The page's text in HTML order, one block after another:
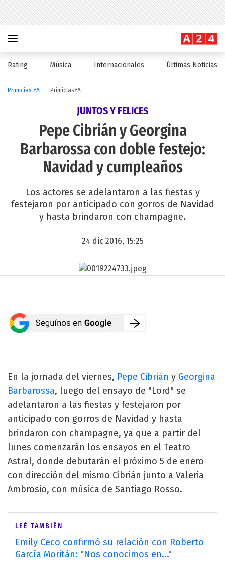
Rating Música Internacionales Últimas Noticias
Primicias YA PrimiciasYA
JUNTOS Y FELICES
Pepe Cibrián y Georgina
Barbarossa con doble festejo:
Navidad y cumpleaños
Los actores se adelantaron a las fiestas y
festejaron por anticipado con gorros de Navidad
y hasta brindaron con champagne.
24 dic 2016, 15:25
En la jornada del viernes, Pepe Cibrián y Georgina
Barbarossa, luego del ensayo de "Lord" se
adelantaron a las fiestas y festejaron por
anticipado con gorros de Navidad y hasta
brindaron con champagne, ya que a partir del
lunes comenzarán los ensayos en el Teatro
Astral, donde debutarán el próximo 5 de enero
con dirección del mismo Cibrián junto a Valeria
Ambrosio, con música de Santiago Rosso.
LEÉ TAMBIÉN
Emily Ceco confirmó su relación con Roberto
García Moritán: "Nos conocimos en..."